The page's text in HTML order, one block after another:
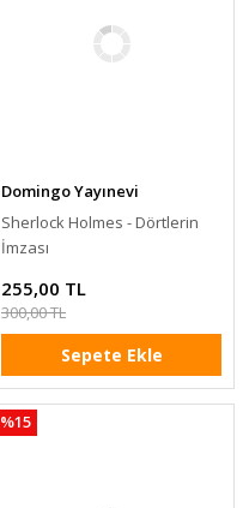
Domingo Yayınevi
Sherlock Holmes - Dörtlerin
İmzası
255,00 TL
300,00 TL
Sepete Ekle
%15